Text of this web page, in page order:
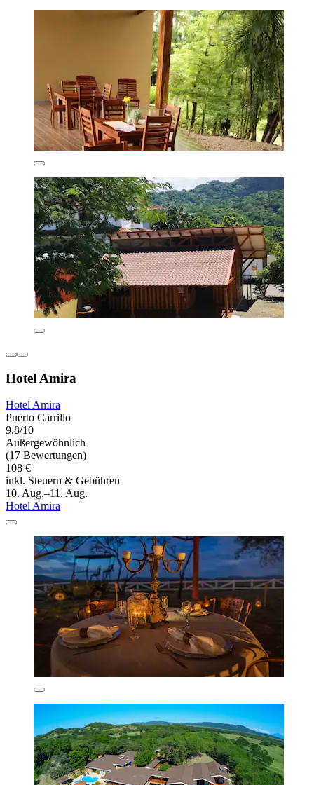
Hotel Amira
Hotel Amira
Puerto Carrillo
9,8/10
Außergewöhnlich
(17 Bewertungen)
108 €
inkl. Steuern & Gebühren
10. Aug.–11. Aug.
Hotel Amira